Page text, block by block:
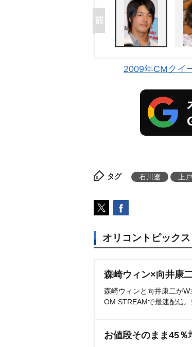
2009年CMクイ
タグ 石川遼 上
オリコントピックス
森崎ウィン×向井康
森崎ウィンと向井康二が
OM STREAMで最速配信。
お値段そのまま45